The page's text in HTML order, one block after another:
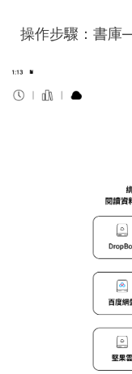
操作步驟：書